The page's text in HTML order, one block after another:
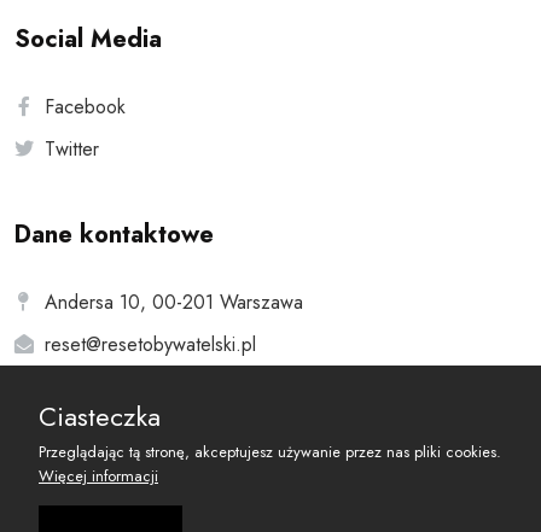
Social Media
Facebook
Twitter
Dane kontaktowe
Andersa 10, 00-201 Warszawa
reset@resetobywatelski.pl
Ciasteczka
Przeglądając tą stronę, akceptujesz używanie przez nas pliki cookies.
Więcej informacji